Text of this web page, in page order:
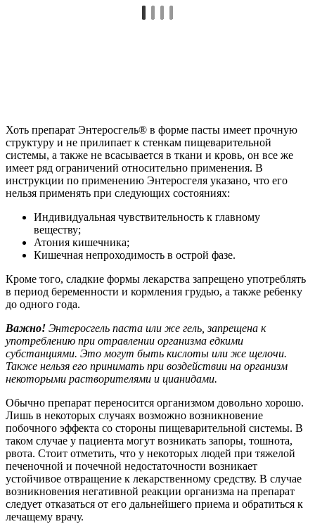
Хоть препарат Энтеросгель® в форме пасты имеет прочную
структуру и не прилипает к стенкам пищеварительной
системы, а также не всасывается в ткани и кровь, он все же
имеет ряд ограничений относительно применения. В
инструкции по применению Энтеросгеля указано, что его
нельзя применять при следующих состояниях:
Индивидуальная чувствительность к главному
веществу;
Атония кишечника;
Кишечная непроходимость в острой фазе.
Кроме того, сладкие формы лекарства запрещено употреблять
в период беременности и кормления грудью, а также ребенку
до одного года.
Важно! Энтеросгель паста или же гель, запрещена к
употреблению при отравлении организма едкими
субстанциями. Это могут быть кислоты или же щелочи.
Также нельзя его принимать при воздействии на организм
некоторыми растворителями и цианидами.
Обычно препарат переносится организмом довольно хорошо.
Лишь в некоторых случаях возможно возникновение
побочного эффекта со стороны пищеварительной системы. В
таком случае у пациента могут возникать запоры, тошнота,
рвота. Стоит отметить, что у некоторых людей при тяжелой
печеночной и почечной недостаточности возникает
устойчивое отвращение к лекарственному средству. В случае
возникновения негативной реакции организма на препарат
следует отказаться от его дальнейшего приема и обратиться к
лечащему врачу.